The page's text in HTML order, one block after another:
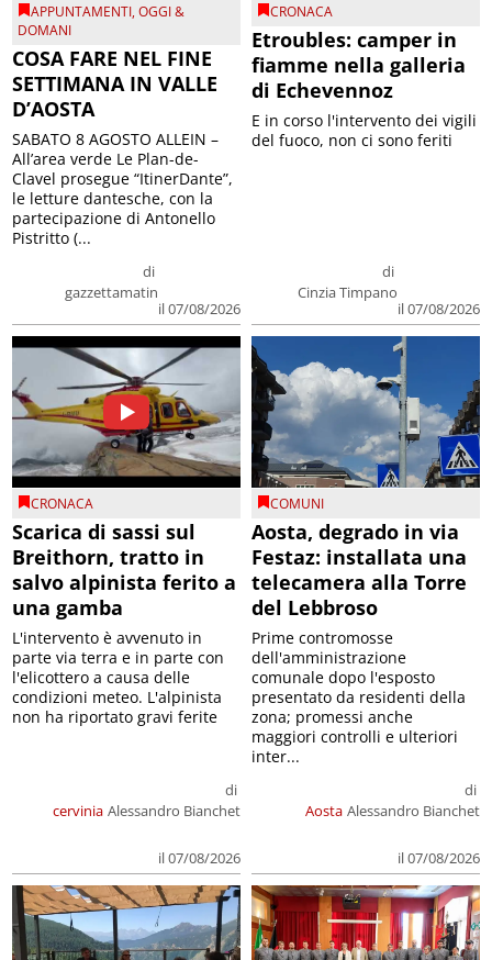
APPUNTAMENTI,OGGI &
DOMANI
COSA FARE NEL FINE
SETTIMANA IN VALLE
D’AOSTA
di
gazzettamatin
il 07/08/2026
SABATO 8 AGOSTO ALLEIN –
All’area verde Le Plan-de-
Clavel prosegue “ItinerDante”,
le letture dantesche, con la
partecipazione di Antonello
Pistritto (...
CRONACA
Etroubles: camper in
fiamme nella galleria
di Echevennoz
di
Cinzia Timpano
il 07/08/2026
E in corso l'intervento dei vigili
del fuoco, non ci sono feriti
CRONACA
Scarica di sassi sul
Breithorn, tratto in
salvo alpinista ferito a
una gamba
cervinia
di
Alessandro Bianchet
il 07/08/2026
L'intervento è avvenuto in
parte via terra e in parte con
l'elicottero a causa delle
condizioni meteo. L'alpinista
non ha riportato gravi ferite
COMUNI
Aosta, degrado in via
Festaz: installata una
telecamera alla Torre
del Lebbroso
Aosta
di
Alessandro Bianchet
il 07/08/2026
Prime contromosse
dell'amministrazione
comunale dopo l'esposto
presentato da residenti della
zona; promessi anche
maggiori controlli e ulteriori
inter...